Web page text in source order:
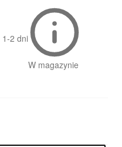
1-2 dni
W magazynie